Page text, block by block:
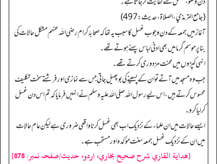
(جامع الترمذي، الصلاة، حدیث: 497)
آغاز میں جمعہ کے دن وجوب غسل کا سبب یہ تھا کہ صحابۂ کرام رضی اللہ عنہم مشکل حالات کی
بنا پر موسم گرما میں بھی ادنیٰ لباس پہنے ہوتے تھے۔
انہی کپڑوں میں محنت مزدوری کرتے تھے۔
جب وہ مسجد میں آتے تو ان کے پسینے کی بو پھیل جاتی جس سے نمازی اور فرشتے سخت تکلیف
محسوس کرتے ہیں، اس لیے رسول اللہ صلی اللہ علیہ وسلم نے انہیں فرمایا کہ تم اس دن غسل
کر لیا کرو۔
ایسے حالات میں ان علماء کے نزدیک اب بھی غسل کرنا واقعی ضروری ہے لیکن عام حالات
میں ان کے نزدیک غسل جمعہ سنت مؤکدہ اور مستحب ہے۔
[هداية القاري شرح صحيح بخاري، اردو، حدیث/صفحہ نمبر: 878]